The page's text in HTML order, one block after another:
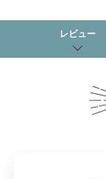
レビュー